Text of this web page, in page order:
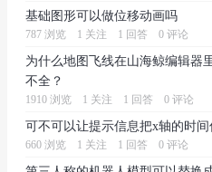
基础图形可以做位移动画吗
787 浏览 1 关注 1 回答 0 评论
为什么地图飞线在山海鲸编辑器
不全？
1910 浏览 1 关注 1 回答 0 评论
可不可以让提示信息把x轴的时
660 浏览 1 关注 1 回答 0 评论